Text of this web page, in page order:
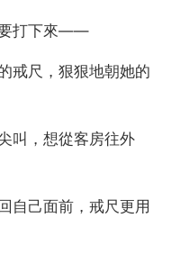
要打下來——
戒尺，狠狠地朝她的
叫，想從客房往外
自己面前，戒尺更用